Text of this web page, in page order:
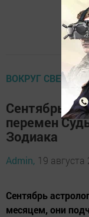
ВОКРУГ СВЕТА
Сентябрь -
перемен
Зодиака
Admin, 19 августа
Сентябрь
месяцем, они